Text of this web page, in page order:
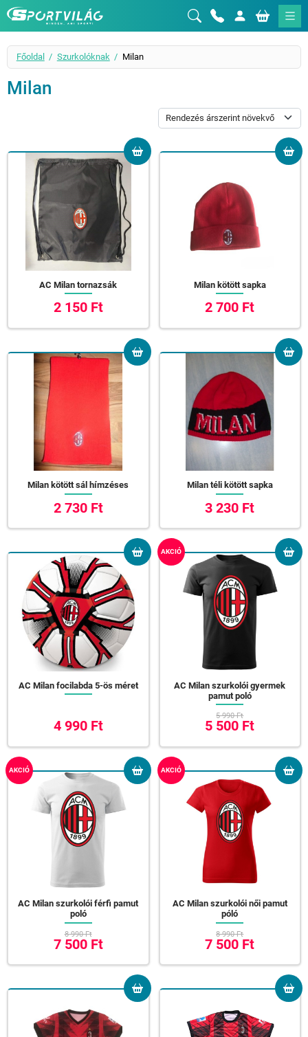
Sportvilág
Főoldal Szurkolóknak Milan
Milan
AC Milan tornazsák
2 150 Ft
Milan kötött sapka
2 700 Ft
Milan kötött sál hímzéses
2 730 Ft
Milan téli kötött sapka
3 230 Ft
AC Milan focilabda 5-ös méret
4 990 Ft
AKCIÓ
AC Milan szurkolói gyermek
pamut poló
5 990 Ft
5 500 Ft
AKCIÓ
AC Milan szurkolói férfi pamut
poló
8 990 Ft
7 500 Ft
AKCIÓ
AC Milan szurkolói női pamut
póló
8 990 Ft
7 500 Ft